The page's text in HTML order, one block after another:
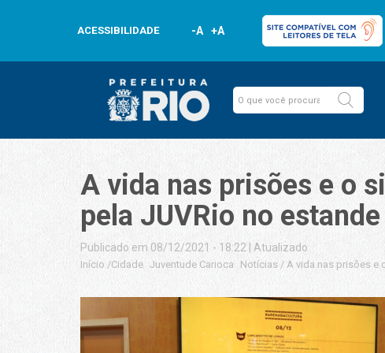
ACESSIBILIDADE -A +A
A vida nas prisões e o
pela JUVRio no
Publicado em 08/12/2021 - 18:22 Atualizado
Início /Cidade Juventude Carioca Notícias / A vida nas prisões e